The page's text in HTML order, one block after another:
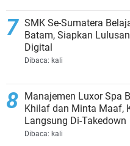
SMK Se-Sumatera
Batam, Siapkan
Digital
Dibaca: kali
Manajemen Luxor Spa
Khilaf dan Minta Maaf,
Langsung Di-Takedown
Dibaca: kali